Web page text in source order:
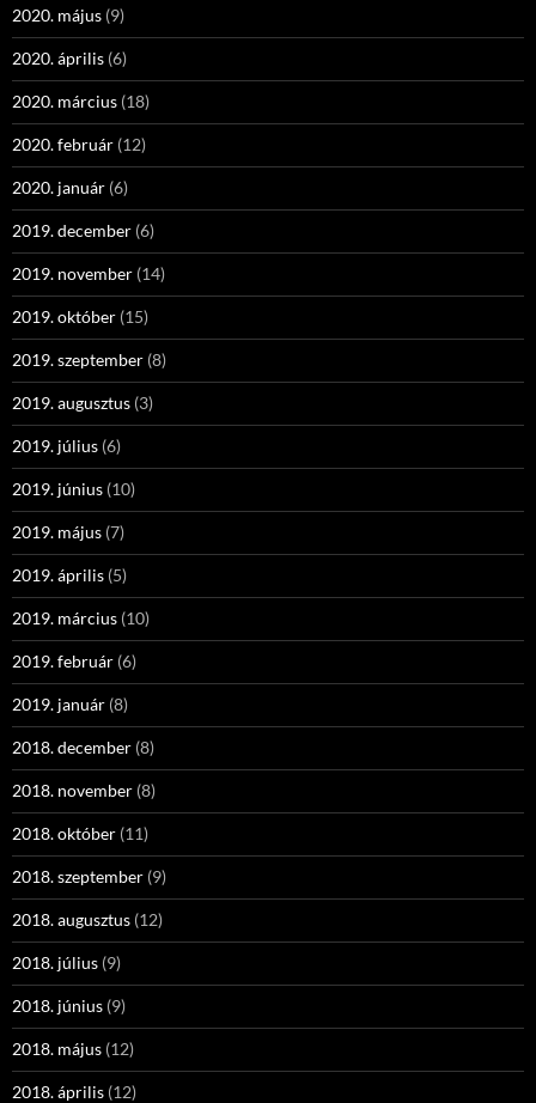
2020. május (9)
2020. április (6)
2020. március (18)
2020. február (12)
2020. január (6)
2019. december (6)
2019. november (14)
2019. október (15)
2019. szeptember (8)
2019. augusztus (3)
2019. július (6)
2019. június (10)
2019. május (7)
2019. április (5)
2019. március (10)
2019. február (6)
2019. január (8)
2018. december (8)
2018. november (8)
2018. október (11)
2018. szeptember (9)
2018. augusztus (12)
2018. július (9)
2018. június (9)
2018. május (12)
2018. április (12)